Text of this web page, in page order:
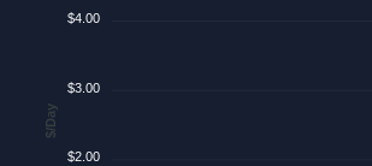
$4.00
$3.00
$2.00
$/Day